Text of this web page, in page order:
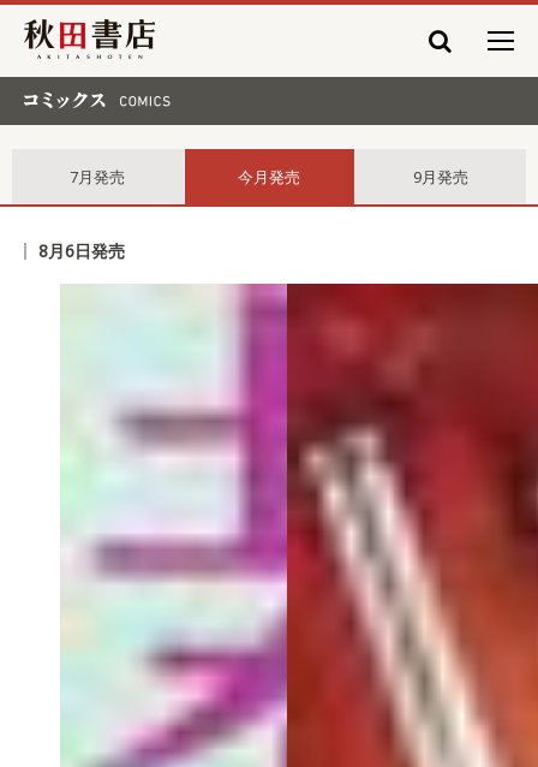
秋田書店
7月発売 今月発売 9月発売
8月6日発売